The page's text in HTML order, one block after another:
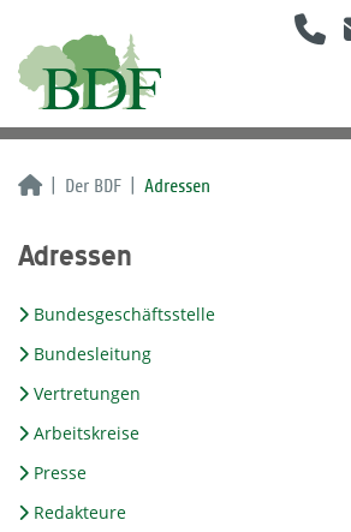
Der BDF Adressen
Adressen
Bundesgeschäftsstelle
Bundesleitung
Vertretungen
Arbeitskreise
Presse
Redakteure